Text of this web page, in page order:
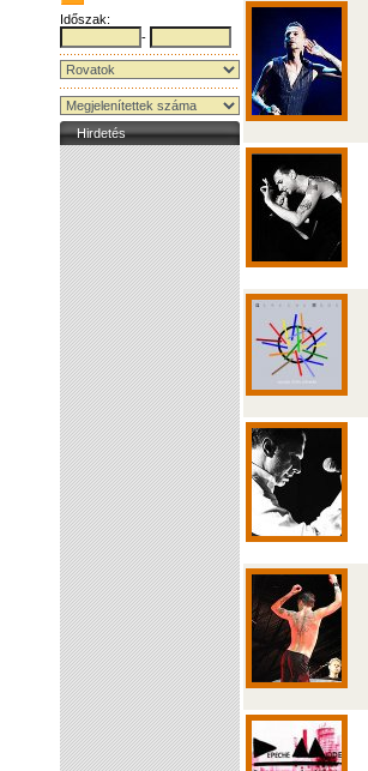
Időszak:
-
Hirdetés